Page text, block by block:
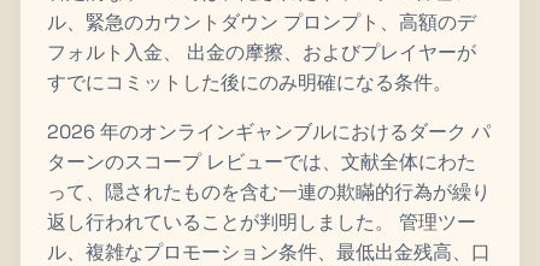
ル、緊急のカウントダウン プロンプト、高額のデ
フォルト入金、 出金の摩擦、およびプレイヤーが
すでにコミットした後にのみ明確になる条件。
2026 年のオンラインギャンブルにおけるダーク パ
ターンのスコープ レビューでは、文献全体にわた
って、隠されたものを含む一連の欺瞞的行為が繰り
返し行われていることが判明しました。 管理ツー
ル、複雑なプロモーション条件、最低出金残高、口